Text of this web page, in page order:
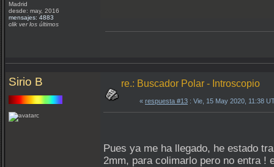
Madrid
desde: may, 2016
mensajes: 4883
clik ver los últimos
Sirio B re.: Buscador Polar - Introscopio
« respuesta #13 : Vie, 15 May 2020, 11:38
Pues ya me ha llegado, he estado
2mm, para colimarlo pero no entra !